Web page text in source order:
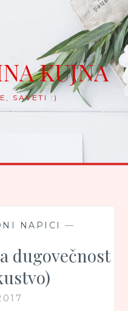
KUJNA
SAVETI :)
NAPICI —
dugovečnost